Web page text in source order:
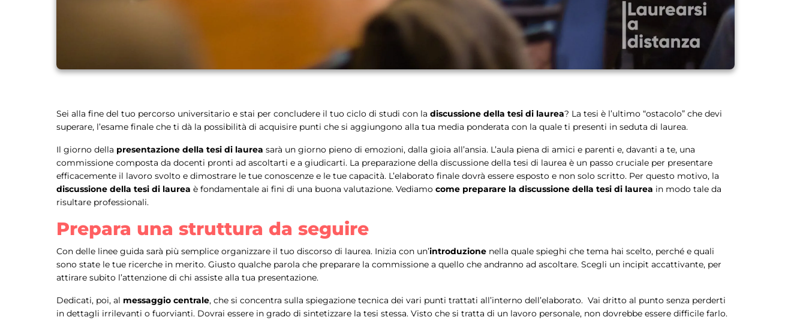
Sei alla fine del tuo percorso universitario e stai per concludere il tuo ciclo di studi con la discussione della tesi di laurea? La tesi è l’ultimo “ostacolo” che devi
superare, l’esame finale che ti dà la possibilità di acquisire punti che si aggiungono alla tua media ponderata con la quale ti presenti in seduta di laurea.
Il giorno della presentazione della tesi di laurea sarà un giorno pieno di emozioni, dalla gioia all’ansia. L’aula piena di amici e parenti e, davanti a te, una
commissione composta da docenti pronti ad ascoltarti e a giudicarti. La preparazione della discussione della tesi di laurea è un passo cruciale per presentare
efficacemente il lavoro svolto e dimostrare le tue conoscenze e le tue capacità. L’elaborato finale dovrà essere esposto e non solo scritto. Per questo motivo, la
discussione della tesi di laurea è fondamentale ai fini di una buona valutazione. Vediamo come preparare la discussione della tesi di laurea in modo tale da
risultare professionali.
Prepara una struttura da seguire
Con delle linee guida sarà più semplice organizzare il tuo discorso di laurea. Inizia con un’introduzione nella quale spieghi che tema hai scelto, perché e quali
sono state le tue ricerche in merito. Giusto qualche parola che preparare la commissione a quello che andranno ad ascoltare. Scegli un incipit accattivante, per
attirare subito l’attenzione di chi assiste alla tua presentazione.
Dedicati, poi, al messaggio centrale, che si concentra sulla spiegazione tecnica dei vari punti trattati all’interno dell’elaborato. Vai dritto al punto senza perderti
in dettagli irrilevanti o fuorvianti. Dovrai essere in grado di sintetizzare la tesi stessa. Visto che si tratta di un lavoro personale, non dovrebbe essere difficile farlo.